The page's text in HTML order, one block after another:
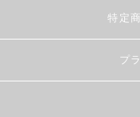
特定
プ